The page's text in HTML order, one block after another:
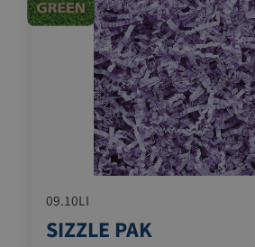
09.10LI
SIZZLE PAK